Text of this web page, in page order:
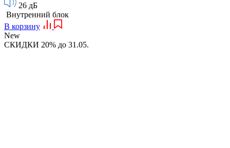
26 дБ
Внутренний блок
В корзину
New
СКИДКИ 20% до 31.05.